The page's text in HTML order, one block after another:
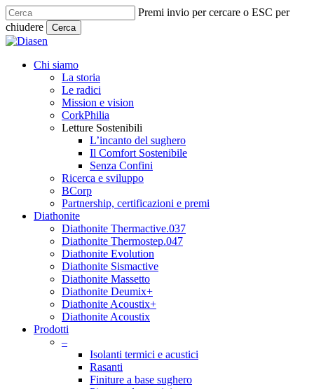
Skip
to
main
content
Premi invio per cercare o ESC per
chiudere
Cerca
Close
search
Menu
Chi siamo
La storia
Le radici
Mission e vision
CorkPhilia
Letture Sostenibili
L’incanto del sughero
Il Comfort Sostenibile
Senza Confini
Ricerca e sviluppo
BCorp
Partnership, certificazioni e premi
Diathonite
Diathonite Thermactive.037
Diathonite Thermostep.047
Diathonite Evolution
Diathonite Sismactive
Diathonite Massetto
Diathonite Deumix+
Diathonite Acoustix+
Diathonite Acoustix
Prodotti
–
Isolanti termici e acustici
Rasanti
Finiture a base sughero